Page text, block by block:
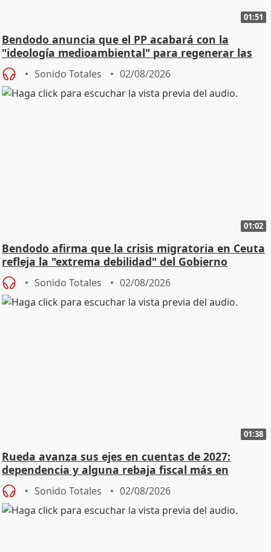
01:51
Bendodo anuncia que el PP acabará con la
"ideología medioambiental" para regenerar las
playas
Sonido Totales 02/08/2026
01:02
Bendodo afirma que la crisis migratoria en Ceuta
refleja la "extrema debilidad" del Gobierno
Sonido Totales 02/08/2026
01:38
Rueda avanza sus ejes en cuentas de 2027:
dependencia y alguna rebaja fiscal más en
vivienda
Sonido Totales 02/08/2026